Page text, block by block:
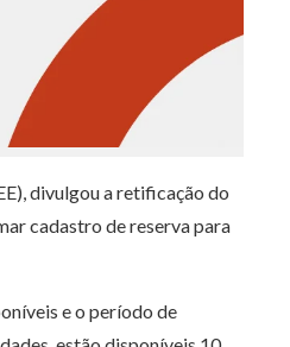
divulgou a retificação do
cadastro de reserva para
e o período de